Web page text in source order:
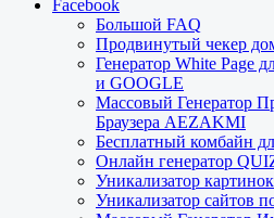
Facebook
Большой FAQ
Продвинутый чекер
Генератор White Page
и GOOGLE
Массовый Генератор
Браузера AEZAKMI
Бесплатный комбайн
Онлайн генератор
Уникализатор картинок
Уникализатор сайтов